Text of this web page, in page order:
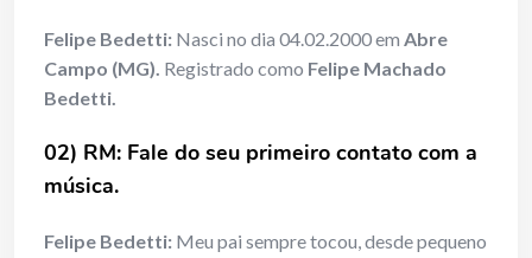
Felipe Bedetti: Nasci no dia 04.02.2000 em Abre
Campo (MG). Registrado como Felipe Machado
Bedetti.
02) RM: Fale do seu primeiro contato com a
música.
Felipe Bedetti: Meu pai sempre tocou, desde pequeno